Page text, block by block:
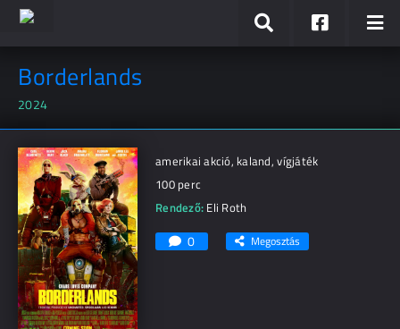
Borderlands
2024
amerikai akció, kaland, vígjáték
100 perc
Rendező: Eli Roth
0 Megosztás